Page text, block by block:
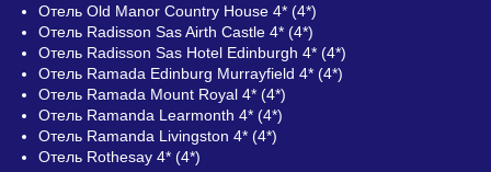
Отель Old Manor Country House 4* (4*)
Отель Radisson Sas Airth Castle 4* (4*)
Отель Radisson Sas Hotel Edinburgh 4* (4*)
Отель Ramada Edinburg Murrayfield 4* (4*)
Отель Ramada Mount Royal 4* (4*)
Отель Ramanda Learmonth 4* (4*)
Отель Ramanda Livingston 4* (4*)
Отель Rothesay 4* (4*)